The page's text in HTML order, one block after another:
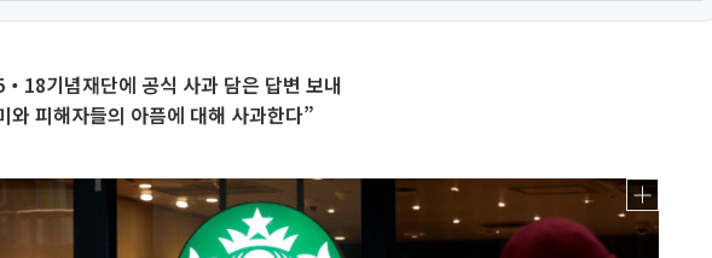
기념재단에 공식 사과 담은 답변 보내
와 피해자들의 아픔에 대해 사과한다”